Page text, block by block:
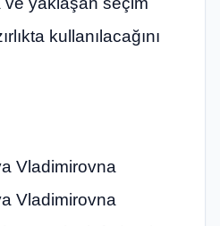
kullanılacağını
Vladimirovna
Vladimirovna